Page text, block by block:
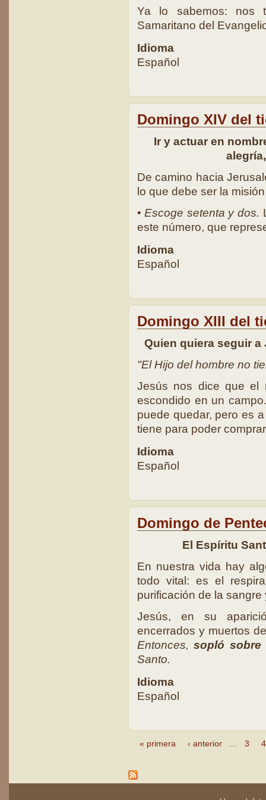
Ya lo sabemos: nos
Samaritano del
Idioma
Español
Domingo XIV del
Ir y actuar en
De camino hacia
lo que debe ser la
•Escoge setenta y dos.
este número, que
Idioma
Español
Domingo XIII del
Quien quiera seguir
"El Hijo del hombre no
Jesús nos dice que el
escondido en un
puede quedar, pero es
tiene para poder
Idioma
Español
Domingo de
El Espíritu
En nuestra vida hay
todo vital: es el
purificación de la sangre
Jesús, en su
encerrados y muertos
Entonces,sopló sobre
Santo.
Idioma
Español
Páginas
« primera ‹ anterior 3 4